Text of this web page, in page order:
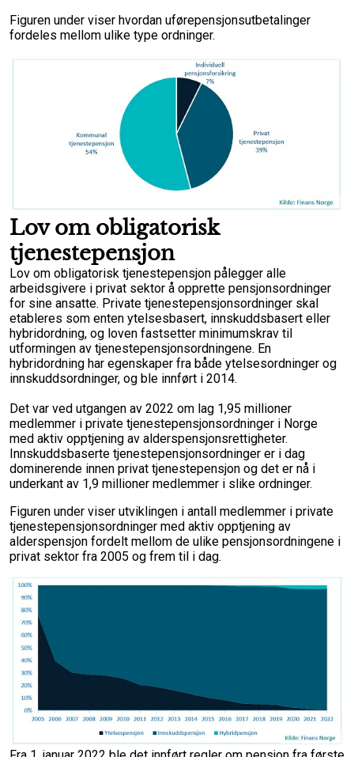
Figuren under viser hvordan uførepensjonsutbetalinger
fordeles mellom ulike type ordninger.
Lov om obligatorisk
tjenestepensjon
Lov om obligatorisk tjenestepensjon pålegger alle
arbeidsgivere i privat sektor å opprette pensjonsordninger
for sine ansatte. Private tjenestepensjonsordninger skal
etableres som enten ytelsesbasert, innskuddsbasert eller
hybridordning, og loven fastsetter minimumskrav til
utformingen av tjenestepensjonsordningene. En
hybridordning har egenskaper fra både ytelsesordninger og
innskuddsordninger, og ble innført i 2014.
Det var ved utgangen av 2022 om lag 1,95 millioner
medlemmer i private tjenestepensjonsordninger i Norge
med aktiv opptjening av alderspensjonsrettigheter.
Innskuddsbaserte tjenestepensjonsordninger er i dag
dominerende innen privat tjenestepensjon og det er nå i
underkant av 1,9 millioner medlemmer i slike ordninger.
Figuren under viser utviklingen i antall medlemmer i private
tjenestepensjonsordninger med aktiv opptjening av
alderspensjon fordelt mellom de ulike pensjonsordningene i
privat sektor fra 2005 og frem til i dag.